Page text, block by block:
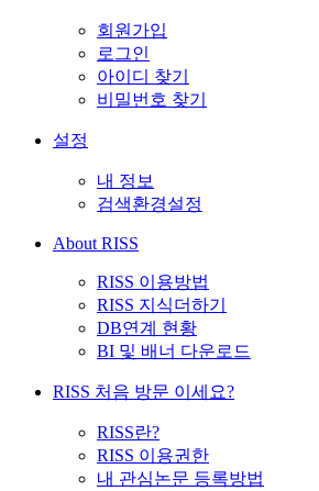
회원가입
로그인
아이디 찾기
비밀번호 찾기
설정
내 정보
검색환경설정
About RISS
RISS 이용방법
RISS 지식더하기
DB연계 현황
BI 및 배너 다운로드
RISS 처음 방문 이세요?
RISS란?
RISS 이용권한
내 관심논문 등록방법